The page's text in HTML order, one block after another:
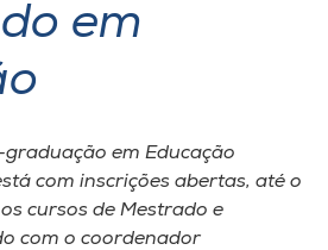
em
em Educação
com inscrições abertas, até o
cursos de Mestrado e
com o coordenador